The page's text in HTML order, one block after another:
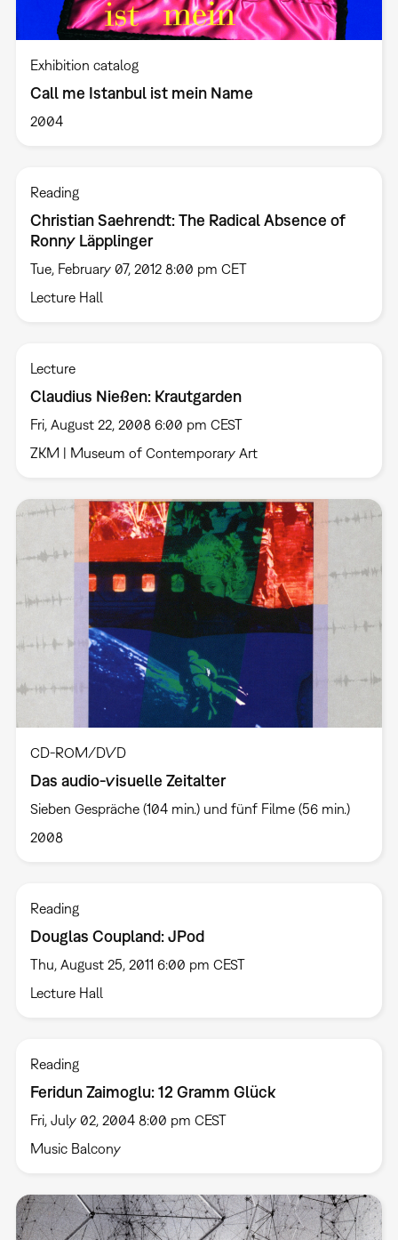
Exhibition catalog
Call me Istanbul ist mein Name
2004
Reading
Christian Saehrendt: The Radical Absence of
Ronny Läpplinger
Tue, February 07, 2012 8:00 pm CET
Lecture Hall
Lecture
Claudius Nießen: Krautgarden
Fri, August 22, 2008 6:00 pm CEST
ZKM | Museum of Contemporary Art
CD-ROM/DVD
Das audio-visuelle Zeitalter
Sieben Gespräche (104 min.) und fünf Filme (56 min.)
2008
Reading
Douglas Coupland: JPod
Thu, August 25, 2011 6:00 pm CEST
Lecture Hall
Reading
Feridun Zaimoglu: 12 Gramm Glück
Fri, July 02, 2004 8:00 pm CEST
Music Balcony